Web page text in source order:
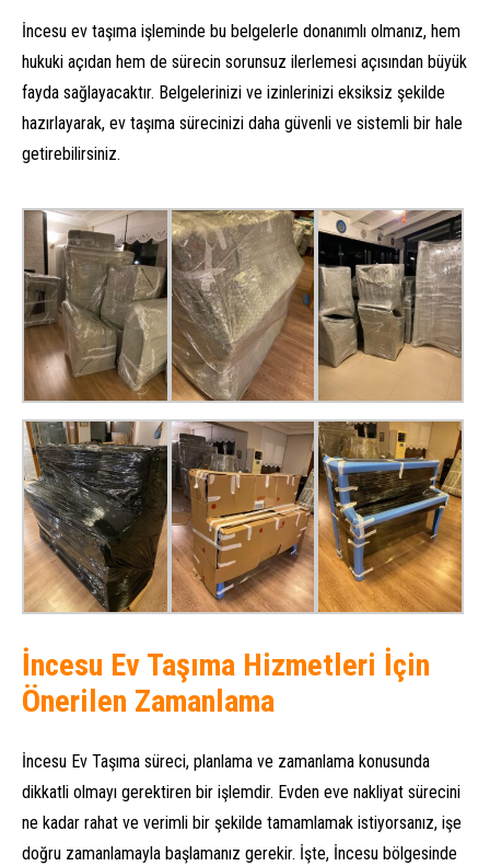
İncesu ev taşıma işleminde bu belgelerle donanımlı olmanız, hem
hukuki açıdan hem de sürecin sorunsuz ilerlemesi açısından büyük
fayda sağlayacaktır. Belgelerinizi ve izinlerinizi eksiksiz şekilde
hazırlayarak, ev taşıma sürecinizi daha güvenli ve sistemli bir hale
getirebilirsiniz.
İncesu Ev Taşıma Hizmetleri İçin
Önerilen Zamanlama
İncesu Ev Taşıma süreci, planlama ve zamanlama konusunda
dikkatli olmayı gerektiren bir işlemdir. Evden eve nakliyat sürecini
ne kadar rahat ve verimli bir şekilde tamamlamak istiyorsanız, işe
doğru zamanlamayla başlamanız gerekir. İşte, İncesu bölgesinde